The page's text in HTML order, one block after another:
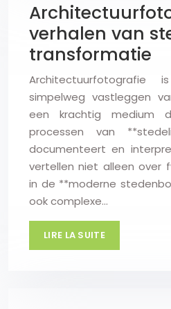
verhalen van
transformatie
simpelweg vastleggen
een krachtig medium
processen van
documenteert en
vertellen niet alleen over
in de **moderne
ook complexe…
LIRE LA SUITE